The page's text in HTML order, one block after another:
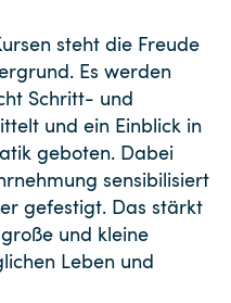
steht die Freude
Es werden
Schritt- und
und ein Einblick in
geboten. Dabei
sensibilisiert
gefestigt. Das stärkt
und kleine
Leben und